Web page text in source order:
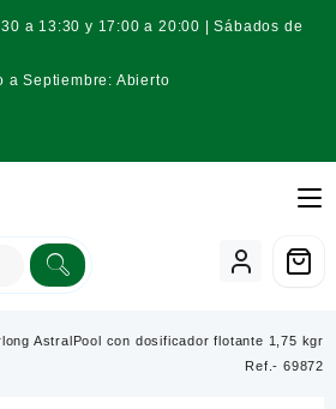
a 13:30 y 17:00 a 20:00 | Sábados de
a Septiembre: Abierto
AstralPool con dosificador flotante 1,75 kgr
Ref.- 69872